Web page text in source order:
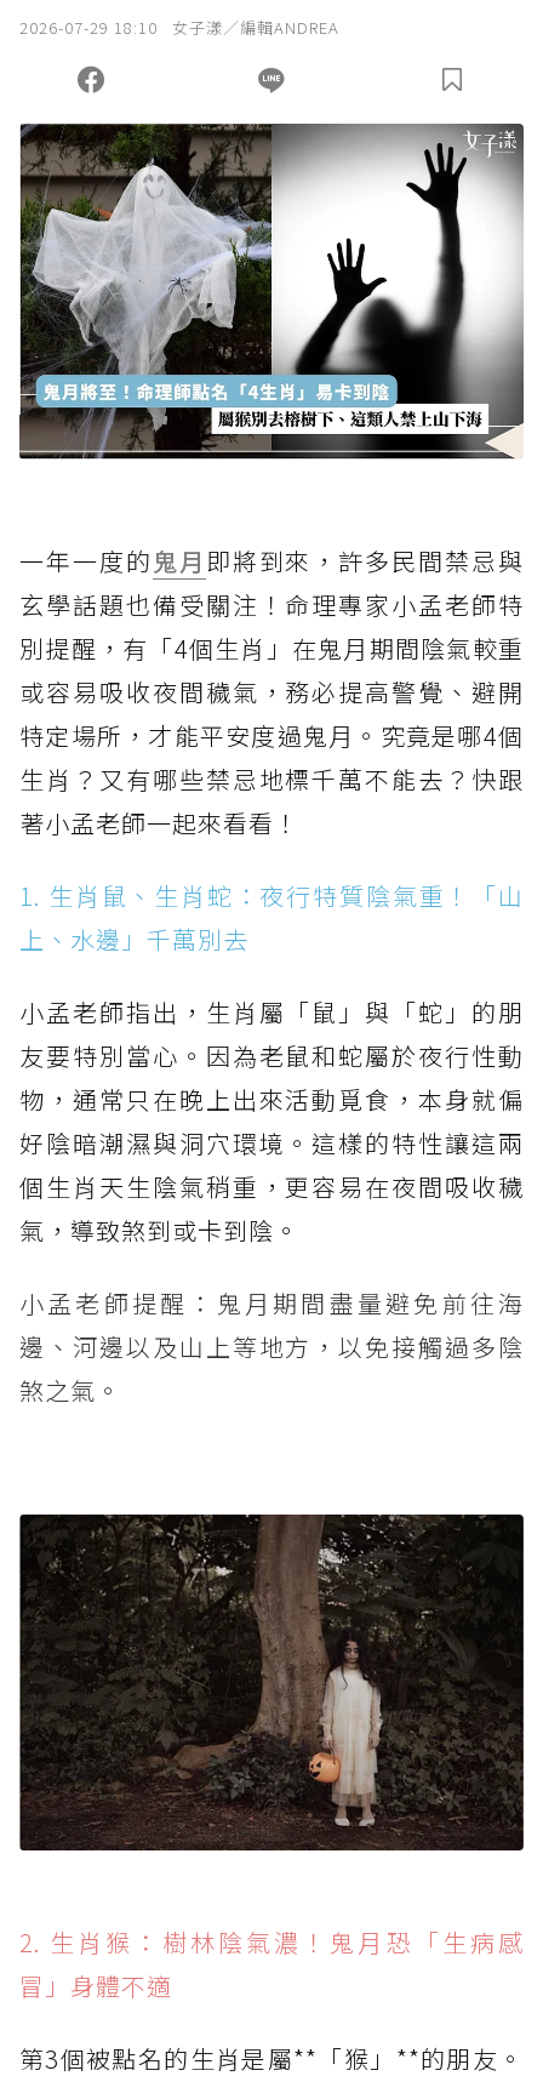
2026-07-29 18:10 女子漾／編輯ANDREA
一年一度的鬼月 即將到來，許多民間禁忌與
玄學話題也備受關注！命理專家小孟老師特
別提醒，有「4個生肖」在鬼月期間陰氣較重
或容易吸收夜間穢氣，務必提高警覺、避開
特定場所，才能平安度過鬼月。究竟是哪4個
生肖？又有哪些禁忌地標千萬不能去？快跟
著小孟老師一起來看看！
1. 生肖鼠、生肖蛇：夜行特質陰氣重！「山
上、水邊」千萬別去
小孟老師指出，生肖屬「鼠」與「蛇」的朋
友要特別當心。因為老鼠和蛇屬於夜行性動
物，通常只在晚上出來活動覓食，本身就偏
好陰暗潮濕與洞穴環境。這樣的特性讓這兩
個生肖天生陰氣稍重，更容易在夜間吸收穢
氣，導致煞到或卡到陰。
小孟老師提醒：鬼月期間盡量避免前往海
邊、河邊以及山上等地方，以免接觸過多陰
煞之氣。
2. 生肖猴：樹林陰氣濃！鬼月恐「生病感
冒」身體不適
第3個被點名的生肖是屬**「猴」**的朋友。